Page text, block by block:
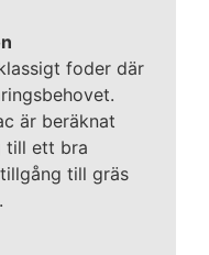
foder där
är beräknat
till ett bra
till gräs